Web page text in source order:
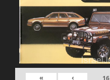
16
›
»